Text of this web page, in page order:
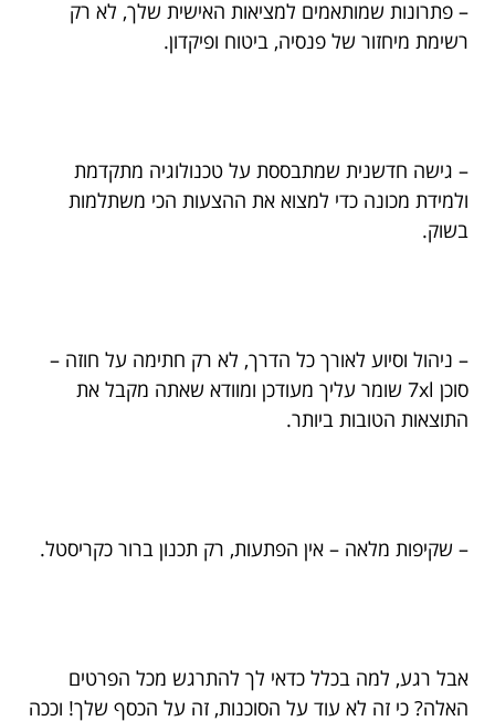
– פתרונות שמותאמים למציאות האישית שלך, לא רק
רשימת מיחזור של פנסיה, ביטוח ופיקדון.
– גישה חדשנית שמתבססת על טכנולוגיה מתקדמת
ולמידת מכונה כדי למצוא את ההצעות הכי משתלמות
בשוק.
– ניהול וסיוע לאורך כל הדרך, לא רק חתימה על חוזה –
סוכן 7xl שומר עליך מעודכן ומוודא שאתה מקבל את
התוצאות הטובות ביותר.
– שקיפות מלאה – אין הפתעות, רק תכנון ברור כקריסטל.
אבל רגע, למה בכלל כדאי לך להתרגש מכל הפרטים
האלה? כי זה לא עוד על הסוכנות, זה על הכסף שלך! וככה